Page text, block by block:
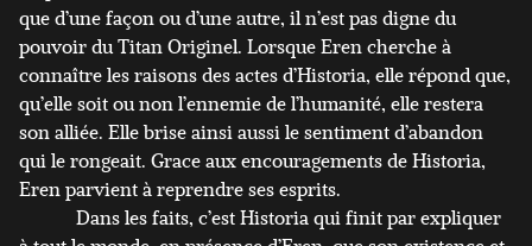
que d’une façon ou d’une autre, il n’est pas digne du
pouvoir du Titan Originel. Lorsque Eren cherche à
connaître les raisons des actes d’Historia, elle répond que,
qu’elle soit ou non l’ennemie de l’humanité, elle restera
son alliée. Elle brise ainsi aussi le sentiment d’abandon
qui le rongeait. Grace aux encouragements de Historia,
Eren parvient à reprendre ses esprits.
Dans les faits, c’est Historia qui finit par expliquer